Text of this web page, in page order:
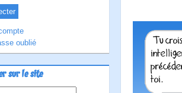
oublié
sur le site